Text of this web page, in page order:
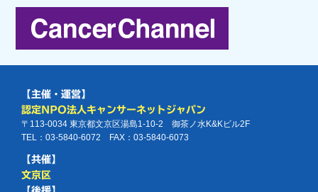
【主催・運営】
認定NPO法人キャンサーネットジャパン
〒113-0034 東京都文京区湯島1-10-2 御茶ノ水K&Kビル2F
TEL：03-5840-6072 FAX：03-5840-6073
【共催】
文京区